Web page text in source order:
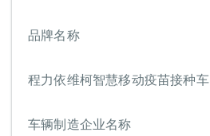
品牌名称
程力依维柯智慧移动疫苗接种车
车辆制造企业名称